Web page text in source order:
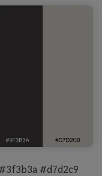
#d7d2c9